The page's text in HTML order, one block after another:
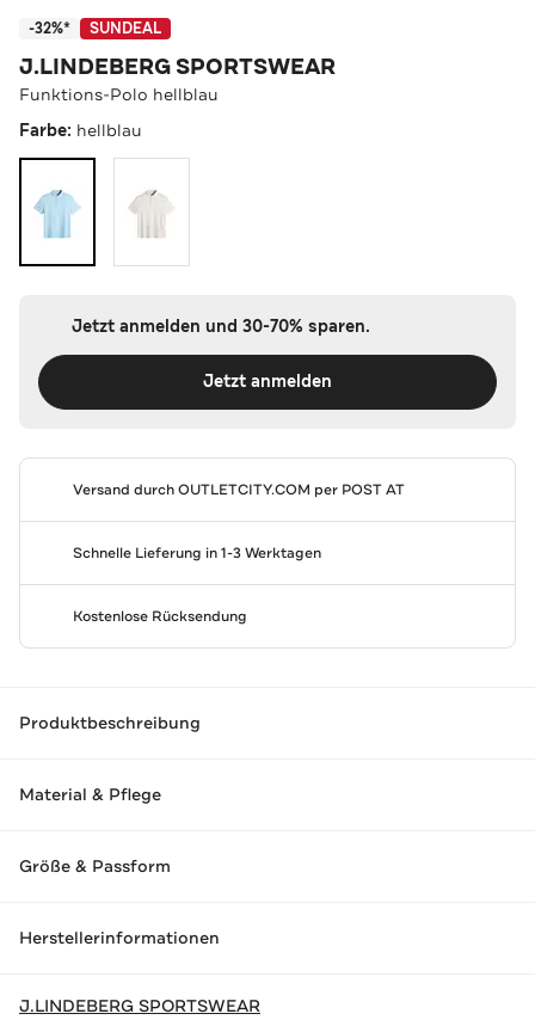
-32%* SUNDEAL
J.LINDEBERG SPORTSWEAR
Funktions-Polo hellblau
Farbe: hellblau
Jetzt anmelden und 30-70% sparen.
Jetzt anmelden
Versand durchOUTLETCITY.COM per POST AT
Schnelle Lieferung in 1-3 Werktagen
Kostenlose Rücksendung
Produktbeschreibung
Material & Pflege
Größe & Passform
Herstellerinformationen
J.LINDEBERG SPORTSWEAR